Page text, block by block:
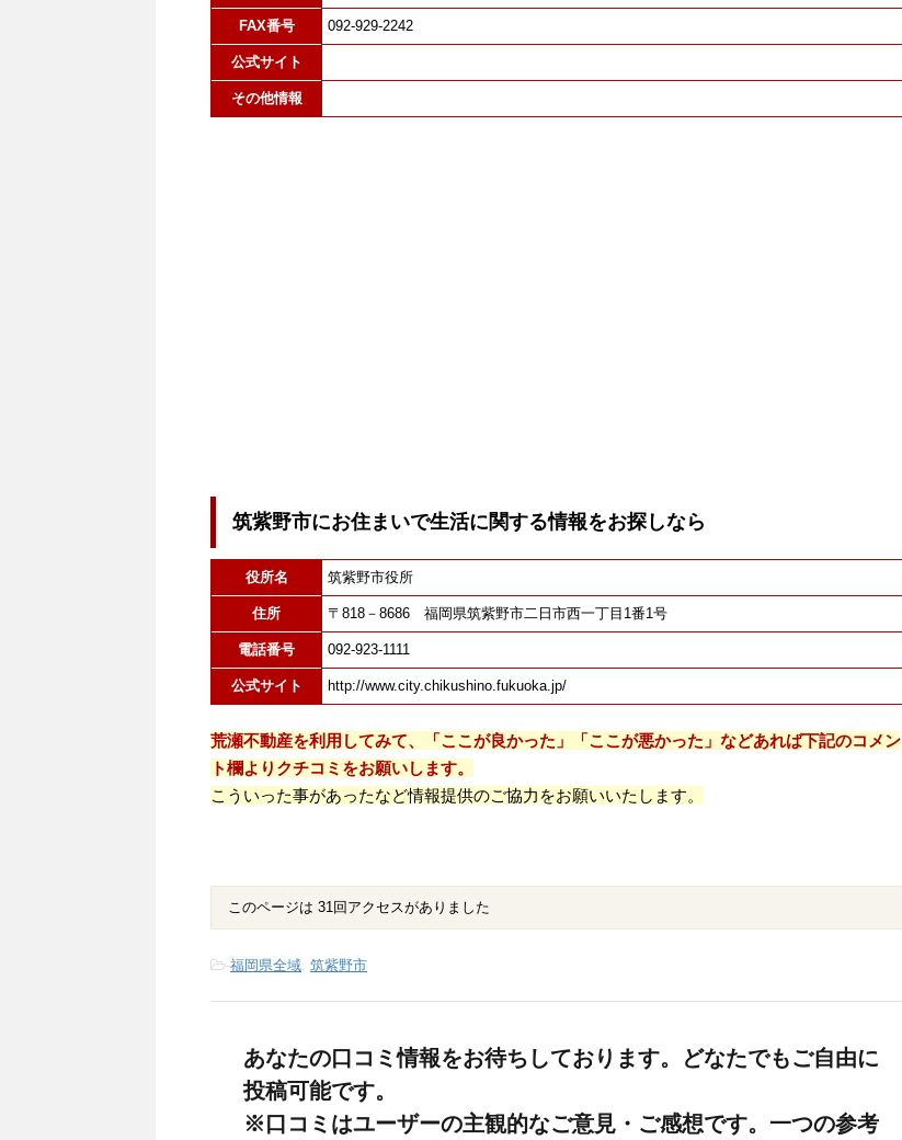
FAX番号 092-929-2242
公式サイト
その他情報
筑紫野市にお住まいで生活に関する情報をお探しなら
役所名 筑紫野市役所
住所 〒818－8686 福岡県筑紫野市二日市西一丁目1番1号
電話番号 092-923-1111
公式サイト http://www.city.chikushino.fukuoka.jp/
荒瀬不動産を利用してみて、「ここが良かった」「ここが悪かった」などあれば下記のコメン
ト欄よりクチコミをお願いします。
こういった事があったなど情報提供のご協力をお願いいたします。
このページは 31回アクセスがありました
-福岡県全域, 筑紫野市
あなたの口コミ情報をお待ちしております。どなたでもご自由に
投稿可能です。
※口コミはユーザーの主観的なご意見・ご感想です。一つの参考